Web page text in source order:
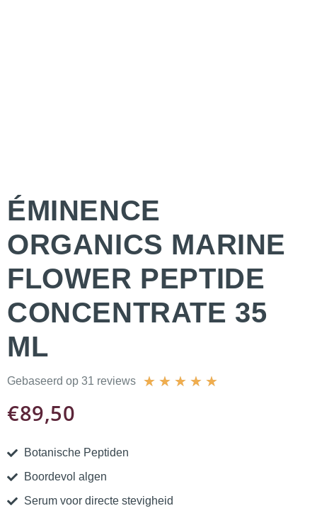
ÉMINENCE
ORGANICS MARINE
FLOWER PEPTIDE
CONCENTRATE 35
ML
Gebaseerd op 31 reviews ★ ★ ★ ★ ★
€89,50
Botanische Peptiden
Boordevol algen
Serum voor directe stevigheid